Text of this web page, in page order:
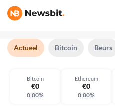
Actueel Bitcoin Beurs
Bitcoin
€0
€0
€0
0,00%
Ethereum
€0
€0
0,00%